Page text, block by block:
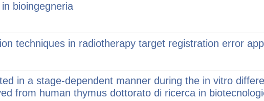
bioingegneria
techniques in radiotherapy target registration error
in a stage-dependent manner during the in vitro
from human thymus dottorato di ricerca in